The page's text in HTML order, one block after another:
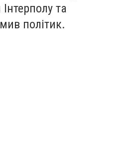
та
політик.